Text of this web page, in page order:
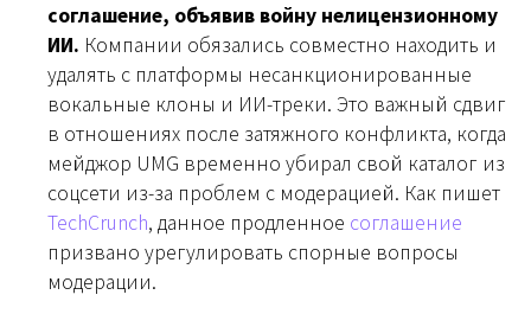
соглашение, объявив войну нелицензионному
ИИ. Компании обязались совместно находить и
удалять с платформы несанкционированные
вокальные клоны и ИИ-треки. Это важный сдвиг
в отношениях после затяжного конфликта, когда
мейджор UMG временно убирал свой каталог из
соцсети из-за проблем с модерацией. Как пишет
TechCrunch, данное продленное соглашение
призвано урегулировать спорные вопросы
модерации.